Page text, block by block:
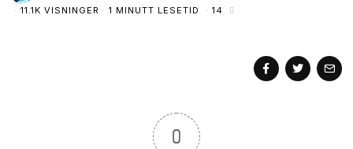
11.1K VISNINGER
1 MINUTT LESETID 14
0